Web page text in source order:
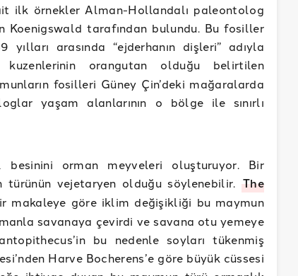
ilk örnekler Alman-Hollandalı paleontolog
Koenigswald tarafından bulundu. Bu fosiller
yılları arasında “ejderhanın dişleri” adıyla
orangutan olduğu belirtilen
fosilleri Güney Çin’deki mağaralarda
yaşam alanlarının o bölge ile sınırlı
besinini orman meyveleri oluşturuyor. Bir
türünün vejetaryen olduğu söylenebilir.The
makaleye göre iklim değişikliği bu maymun
savanaya çevirdi ve savana otu yemeye
bu nedenle soyları tükenmiş
Harve Bocherens’e göre büyük cüssesi